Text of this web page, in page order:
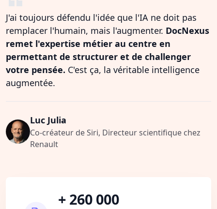
J'ai toujours défendu l'idée que l'IA ne doit pas
remplacer l'humain, mais l'augmenter. DocNexus
remet l'expertise métier au centre en
permettant de structurer et de challenger
votre pensée. C'est ça, la véritable intelligence
augmentée.
Luc Julia
Co-créateur de Siri, Directeur scientifique chez
Renault
+ 260 000